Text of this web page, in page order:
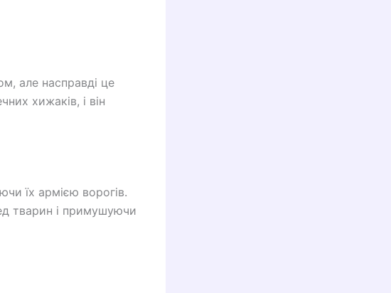
але насправді це
хижаків, і він
їх армією ворогів.
тварин і примушуючи